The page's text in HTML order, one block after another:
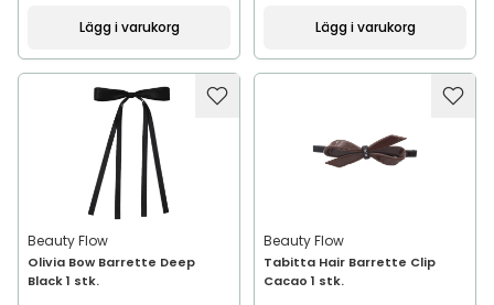
Lägg i varukorg Lägg i varukorg
Beauty Flow
Olivia Bow Barrette Deep
Black 1 stk.
Beauty Flow
Tabitta Hair Barrette Clip
Cacao 1 stk.